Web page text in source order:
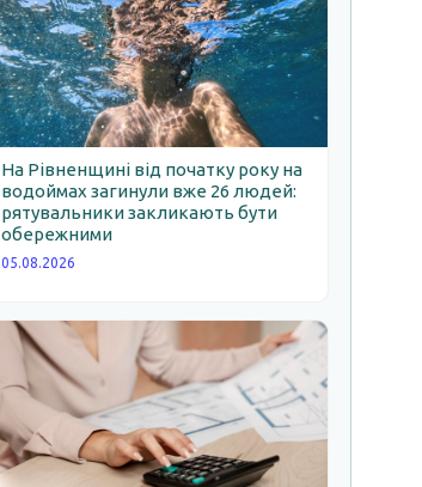
На Рівненщині від початку року на
водоймах загинули вже 26 людей:
рятувальники закликають бути
обережними
05.08.2026